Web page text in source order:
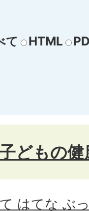
て HTML
どもの健
はてな ぶ